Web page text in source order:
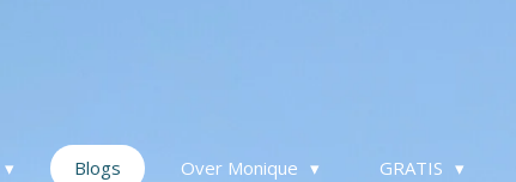
Blogs Over Monique GRATIS